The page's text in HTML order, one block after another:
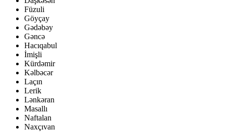
Füzuli
Göyçay
Gədəbəy
Gəncə
Hacıqabul
İmişli
Kürdəmir
Kəlbəcər
Laçın
Lerik
Lənkəran
Masallı
Naftalan
Naxçıvan